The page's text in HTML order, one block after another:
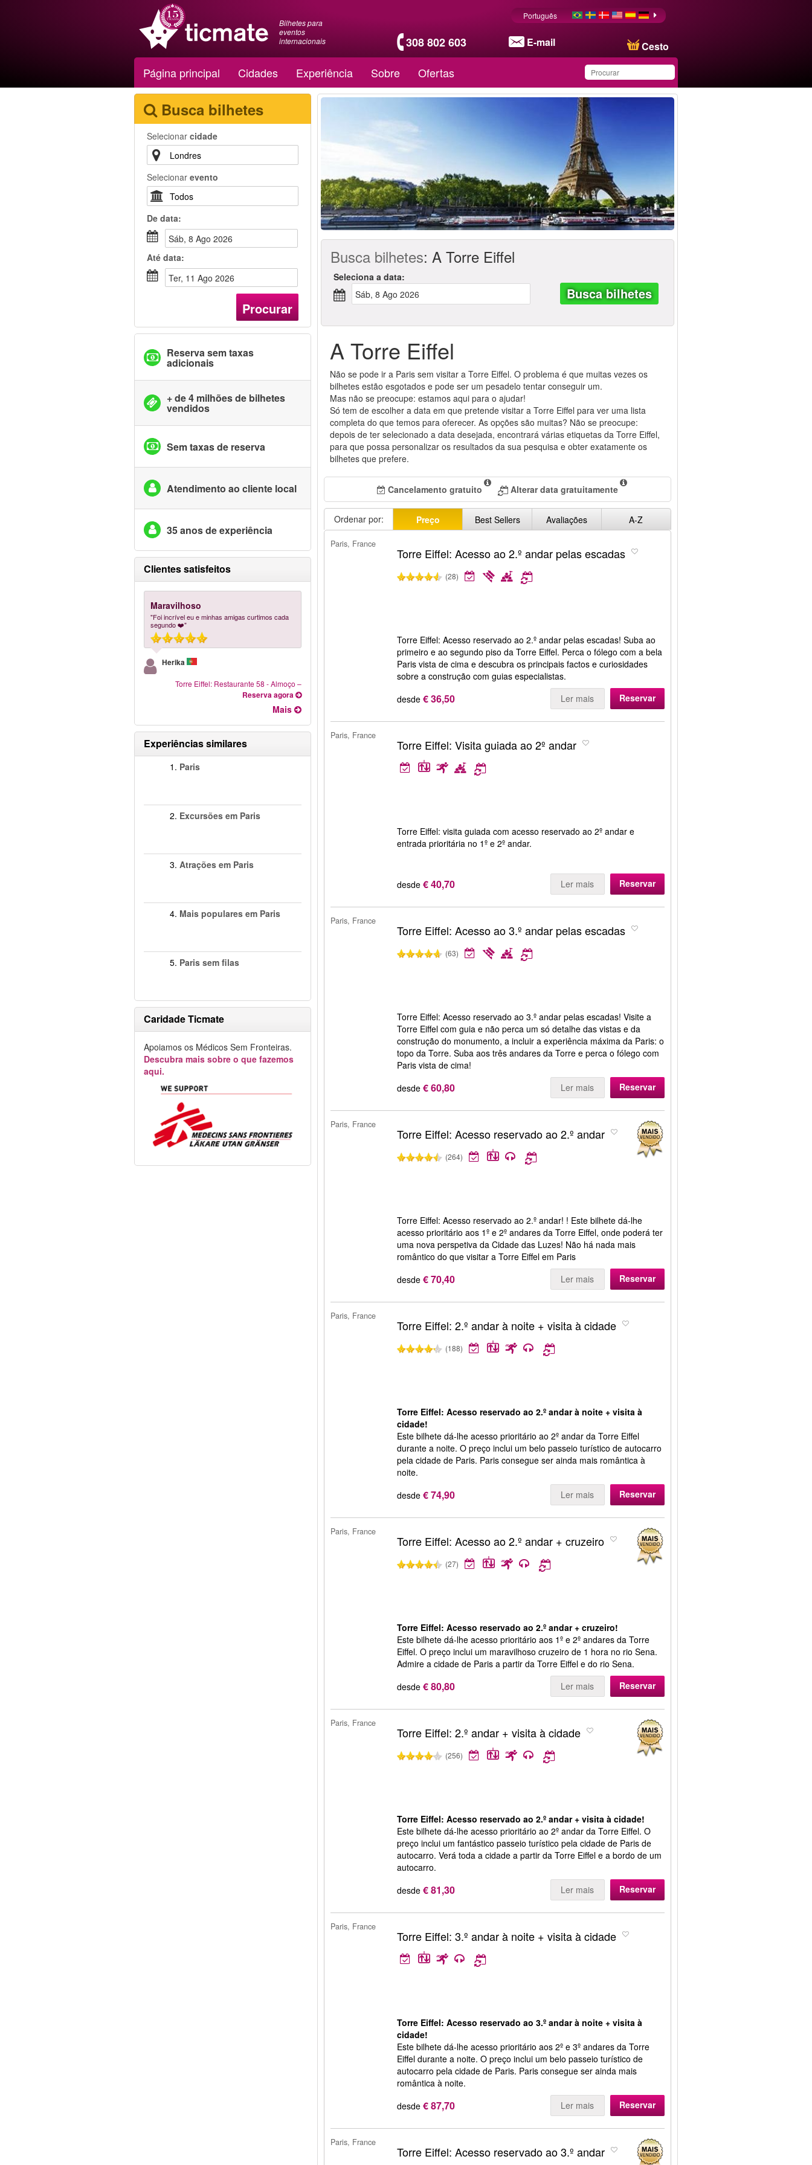
Bilhetes para
eventos
internacionais
308 802 603 E-mail Cesto
Português
Página principal Cidades Experiência Sobre Ofertas
Produto salvo na lista de
favoritos
Busca bilhetes
Selecionar cidade
Selecionar evento
De data:
Sáb, 8 Ago 2026
Até data:
Ter, 11 Ago 2026
Procurar
Reserva sem taxas
adicionais
+ de 4 milhões de bilhetes
vendidos
Sem taxas de reserva
Atendimento ao cliente local
35 anos de experiência
Clientes satisfeitos
Maravilhoso
"Foi incrível eu e minhas amigas curtimos cada
segundo ❤️"
Herika
Torre Eiffel: Restaurante 58 - Almoço –
Reserva agora
Mais
Experiências similares
1. Paris
2. Excursões em Paris
3. Atrações em Paris
4. Mais populares em Paris
5. Paris sem filas
Caridade Ticmate
Apoiamos os Médicos Sem Fronteiras.
Descubra mais sobre o que fazemos
aqui.
Busca bilhetes:A Torre Eiffel
Seleciona a data:
Sáb, 8 Ago 2026
Busca bilhetes
A Torre Eiffel
Não se pode ir a Paris sem visitar a Torre Eiffel. O problema é que muitas vezes os
bilhetes estão esgotados e pode ser um pesadelo tentar conseguir um.
Mas não se preocupe: estamos aqui para o ajudar!
Só tem de escolher a data em que pretende visitar a Torre Eiffel para ver uma lista
completa do que temos para oferecer. As opções são muitas? Não se preocupe:
depois de ter selecionado a data desejada, encontrará várias etiquetas da Torre Eiffel,
para que possa personalizar os resultados da sua pesquisa e obter exatamente os
bilhetes que prefere.
Cancelamento gratuito Alterar data gratuitamente
Ordenar por: Preço Best Sellers Avaliações A-Z
Paris, France
Torre Eiffel: Acesso ao 2.º andar pelas escadas
(28)
Torre Eiffel: Acesso reservado ao 2.º andar pelas escadas! Suba ao
primeiro e ao segundo piso da Torre Eiffel. Perca o fólego com a bela
Paris vista de cima e descubra os principais factos e curiosidades
sobre a construção com guias especialistas.
desde € 36,50 Ler mais Reservar
Paris, France
Torre Eiffel: Visita guiada ao 2º andar
Torre Eiffel: visita guiada com acesso reservado ao 2º andar e
entrada prioritária no 1º e 2º andar.
desde € 40,70 Ler mais Reservar
Paris, France
Torre Eiffel: Acesso ao 3.º andar pelas escadas
(63)
Torre Eiffel: Acesso reservado ao 3.º andar pelas escadas! Visite a
Torre Eiffel com guia e não perca um só detalhe das vistas e da
construção do monumento, a incluir a experiência máxima da Paris: o
topo da Torre. Suba aos três andares da Torre e perca o fólego com
Paris vista de cima!
desde € 60,80 Ler mais Reservar
Paris, France
Torre Eiffel: Acesso reservado ao 2.º andar
(264)
Torre Eiffel: Acesso reservado ao 2.º andar! ! Este bilhete dá-lhe
acesso prioritário aos 1º e 2º andares da Torre Eiffel, onde poderá ter
uma nova perspetiva da Cidade das Luzes! Não há nada mais
romântico do que visitar a Torre Eiffel em Paris
desde € 70,40 Ler mais Reservar
Paris, France
Torre Eiffel: 2.º andar à noite + visita à cidade
(188)
Torre Eiffel: Acesso reservado ao 2.º andar à noite + visita à
cidade!
Este bilhete dá-lhe acesso prioritário ao 2º andar da Torre Eiffel
durante a noite. O preço inclui um belo passeio turístico de autocarro
pela cidade de Paris. Paris consegue ser ainda mais romântica à
noite.
desde € 74,90 Ler mais Reservar
Paris, France
Torre Eiffel: Acesso ao 2.º andar + cruzeiro
(27)
Torre Eiffel: Acesso reservado ao 2.º andar + cruzeiro!
Este bilhete dá-lhe acesso prioritário aos 1º e 2º andares da Torre
Eiffel. O preço inclui um maravilhoso cruzeiro de 1 hora no rio Sena.
Admire a cidade de Paris a partir da Torre Eiffel e do rio Sena.
desde € 80,80 Ler mais Reservar
Paris, France
Torre Eiffel: 2.º andar + visita à cidade
(256)
Torre Eiffel: Acesso reservado ao 2.º andar + visita à cidade!
Este bilhete dá-lhe acesso prioritário ao 2º andar da Torre Eiffel. O
preço inclui um fantástico passeio turístico pela cidade de Paris de
autocarro. Verá toda a cidade a partir da Torre Eiffel e a bordo de um
autocarro.
desde € 81,30 Ler mais Reservar
Paris, France
Torre Eiffel: 3.º andar à noite + visita à cidade
Torre Eiffel: Acesso reservado ao 3.º andar à noite + visita à
cidade!
Este bilhete dá-lhe acesso prioritário aos 2º e 3º andares da Torre
Eiffel durante a noite. O preço inclui um belo passeio turístico de
autocarro pela cidade de Paris. Paris consegue ser ainda mais
romântica à noite.
desde € 87,70 Ler mais Reservar
Paris, France
Torre Eiffel: Acesso reservado ao 3.º andar